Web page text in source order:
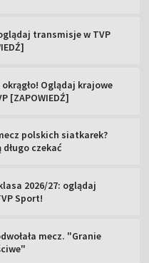
transmisje w TVP
okrągło! Oglądaj krajowe
[ZAPOWIEDŹ]
polskich siatkarek?
czekać
2026/27: oglądaj
Sport!
mecz. "Granie